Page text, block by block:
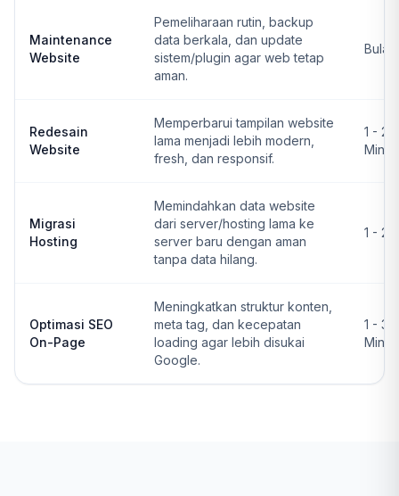
Maintenance
Website
Pemeliharaan rutin, backup
data berkala, dan update
sistem/plugin agar web tetap
aman.
Redesain
Website
Memperbarui tampilan website
lama menjadi lebih modern,
fresh, dan responsif.
1 - 2
Migrasi
Hosting
Memindahkan data website
dari server/hosting lama ke
server baru dengan aman
tanpa data hilang.
1 - 2
Optimasi SEO
On-Page
Meningkatkan struktur konten,
meta tag, dan kecepatan
loading agar lebih disukai
Google.
1 - 3